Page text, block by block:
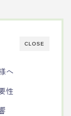
CLOSE
へ
性